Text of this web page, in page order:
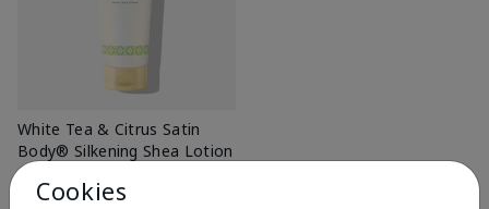
White Tea & Citrus Satin
Body® Silkening Shea Lotion
$26.00
Cookies